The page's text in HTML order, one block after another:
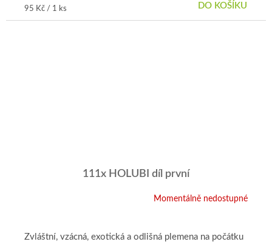
Měrná
cena:
95 Kč / 1 ks DO KOŠÍKU
111x HOLUBI díl první
Momentálně nedostupné
Zvláštní, vzácná, exotická a odlišná plemena na počátku